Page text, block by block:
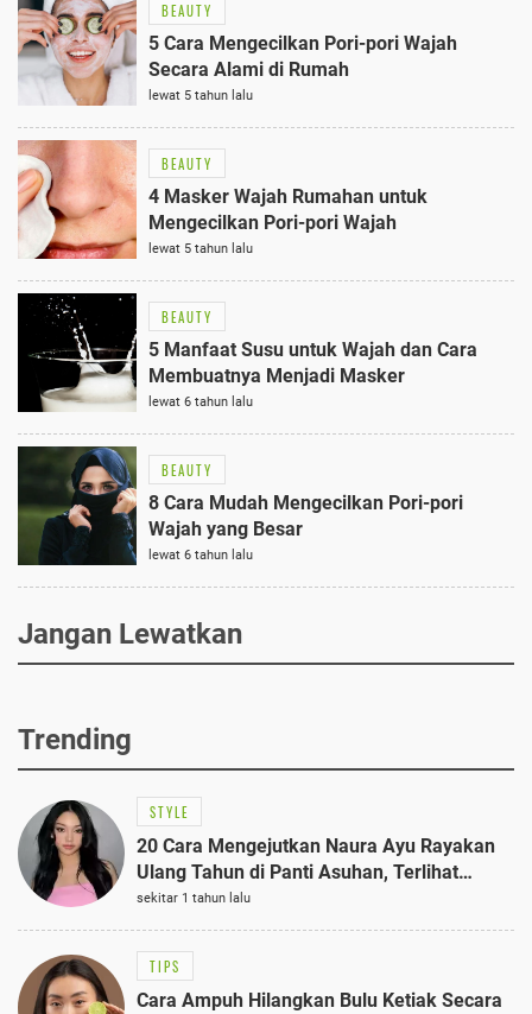
BEAUTY
5 Cara Mengecilkan Pori-pori Wajah
Secara Alami di Rumah
lewat 5 tahun lalu
BEAUTY
4 Masker Wajah Rumahan untuk
Mengecilkan Pori-pori Wajah
lewat 5 tahun lalu
BEAUTY
5 Manfaat Susu untuk Wajah dan Cara
Membuatnya Menjadi Masker
lewat 6 tahun lalu
BEAUTY
8 Cara Mudah Mengecilkan Pori-pori
Wajah yang Besar
lewat 6 tahun lalu
Jangan Lewatkan
Trending
STYLE
20 Cara Mengejutkan Naura Ayu Rayakan
Ulang Tahun di Panti Asuhan, Terlihat
Anggun dengan Kaftan Cokelat
sekitar 1 tahun lalu
TIPS
Cara Ampuh Hilangkan Bulu Ketiak Secara